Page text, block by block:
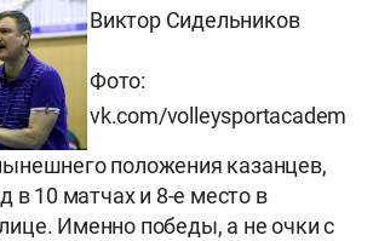
Виктор Сидельников
Фото:
vk.com/volleysportacadem
положения казанцев,
в 10 матчах и 8-е место в
Именно победы, а не очки с